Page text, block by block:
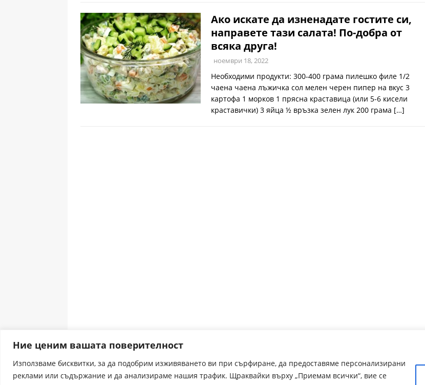
Ние ценим вашата поверителност
Използваме бисквитки, за да подобрим изживяването ви при сърфиране, да предоставяме персонализирани
реклами или съдържание и да анализираме нашия трафик. Щраквайки върху „Приемам всички“, вие се
Ако искате да изненадате гостите си,
направете тази салата! По-добра от
всяка друга!
ноември 18, 2022
Необходими продукти: 300-400 грама пилешко филе 1/2
чаена чаена лъжичка сол мелен черен пипер на вкус 3
картофа 1 морков 1 прясна краставица (или 5-6 кисели
краставички) 3 яйца ½ връзка зелен лук 200 грама […]